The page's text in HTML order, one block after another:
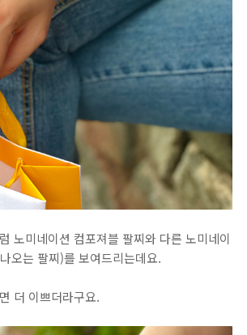
노미네이션 컴포져블 팔찌와 다른 노미네이
오는 팔찌)를 보여드리는데요.
더 이쁘더라구요.